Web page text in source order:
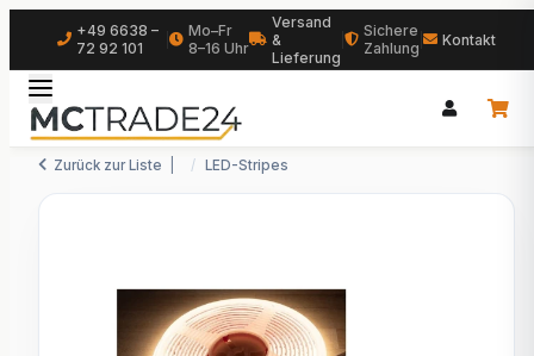
+49 6638 –
72 92 101
Mo–Fr
8–16 Uhr
Versand
&
Lieferung
Sichere
Zahlung
Kontakt
Zurück zur Liste LED-Stripes